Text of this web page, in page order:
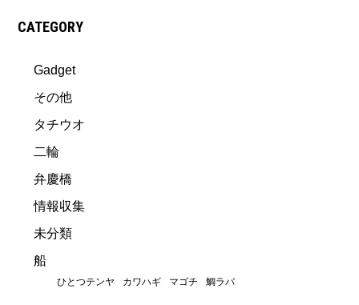
CATEGORY
Gadget
その他
タチウオ
二輪
弁慶橋
情報収集
未分類
船
ひとつテンヤ カワハギ マゴチ 鯛ラバ